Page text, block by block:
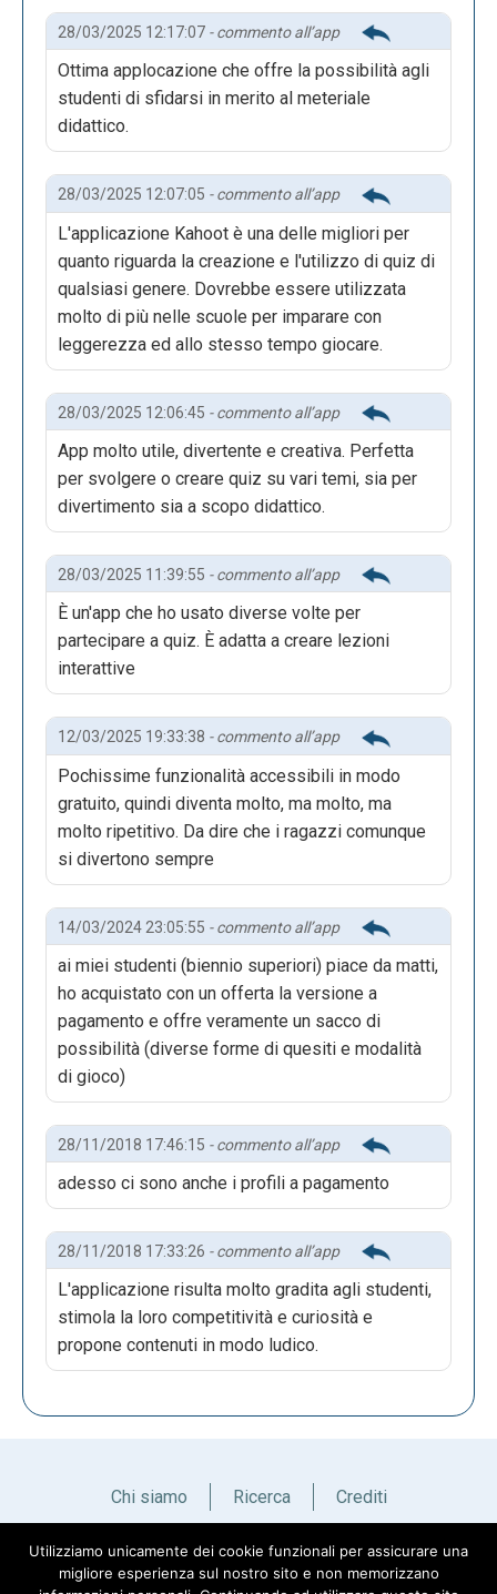
28/03/2025 12:17:07 - commento all’app
Ottima applocazione che offre la possibilità agli
studenti di sfidarsi in merito al meteriale
didattico.
28/03/2025 12:07:05 - commento all’app
L'applicazione Kahoot è una delle migliori per
quanto riguarda la creazione e l'utilizzo di quiz di
qualsiasi genere. Dovrebbe essere utilizzata
molto di più nelle scuole per imparare con
leggerezza ed allo stesso tempo giocare.
28/03/2025 12:06:45 - commento all’app
App molto utile, divertente e creativa. Perfetta
per svolgere o creare quiz su vari temi, sia per
divertimento sia a scopo didattico.
28/03/2025 11:39:55 - commento all’app
È un'app che ho usato diverse volte per
partecipare a quiz. È adatta a creare lezioni
interattive
12/03/2025 19:33:38 - commento all’app
Pochissime funzionalità accessibili in modo
gratuito, quindi diventa molto, ma molto, ma
molto ripetitivo. Da dire che i ragazzi comunque
si divertono sempre
14/03/2024 23:05:55 - commento all’app
ai miei studenti (biennio superiori) piace da matti,
ho acquistato con un offerta la versione a
pagamento e offre veramente un sacco di
possibilità (diverse forme di quesiti e modalità
di gioco)
28/11/2018 17:46:15 - commento all’app
adesso ci sono anche i profili a pagamento
28/11/2018 17:33:26 - commento all’app
L'applicazione risulta molto gradita agli studenti,
stimola la loro competitività e curiosità e
propone contenuti in modo ludico.
Chi siamo Ricerca Crediti
Italiano English
Utilizziamo unicamente dei cookie funzionali per assicurare una
migliore esperienza sul nostro sito e non memorizzano